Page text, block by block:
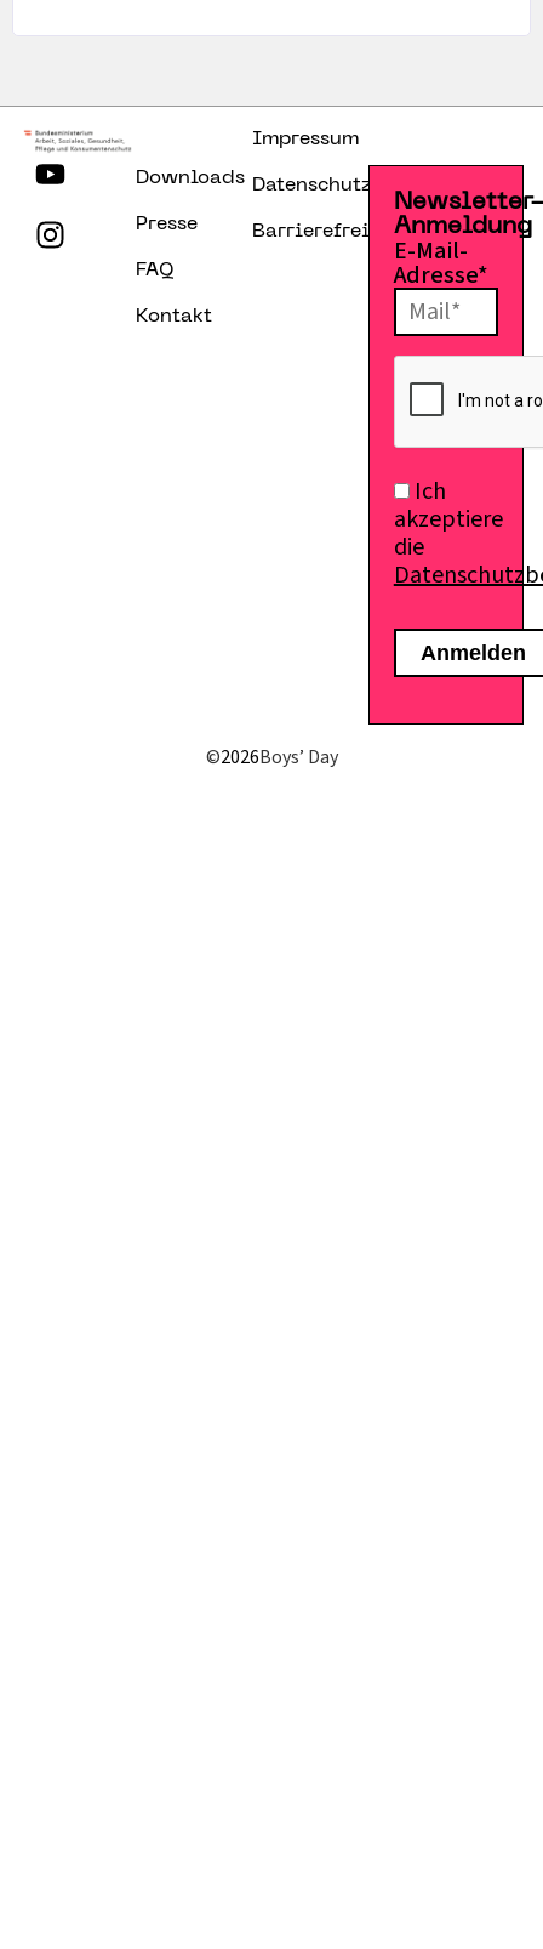
Downloads
Presse
FAQ
Kontakt
Impressum
Datenschutzerklärung
Barrierefreiheitserklärung
Anmeldung
E-Mail-
Adresse*
Ich
akzeptiere
die
©2026Boys’ Day